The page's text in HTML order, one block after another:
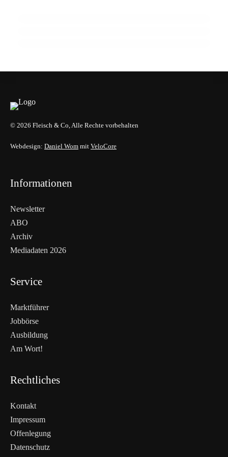
WEITERLESEN
Nicht verpassen
© 2026 Fleisch & Co, Alle Rechte vorbehalten
Webdesign: Daniel Wom mit VeloCore
Informationen
Newsletter
ABO
Archiv
Mediadaten 2026
Service
Marktführer
Jobbörse
Ausbildung
Am Wort!
Rechtliches
Kontakt
Impressum
Offenlegung
Datenschutz